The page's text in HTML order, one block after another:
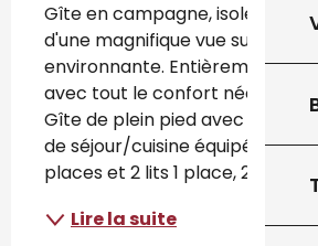
Gîte en campagne, isolé et
d'une magnifique vue sur la
environnante. Entièrement
avec tout le confort nécessaire.
Gîte de plein pied avec
de séjour/cuisine équipée, 4
places et 2 lits 1 place, 2...
Lire la suite